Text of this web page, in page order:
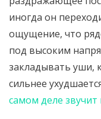
иногда он
ощущение, что
под высоким
закладывать уши,
сильнее
самом деле